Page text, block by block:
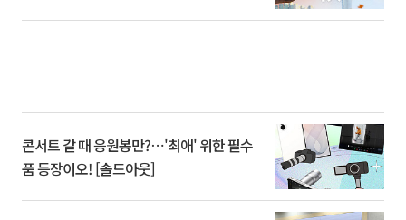
콘서트 갈 때 응원봉만?⋯'최애' 위한 필수
품 등장이오! [솔드아웃]